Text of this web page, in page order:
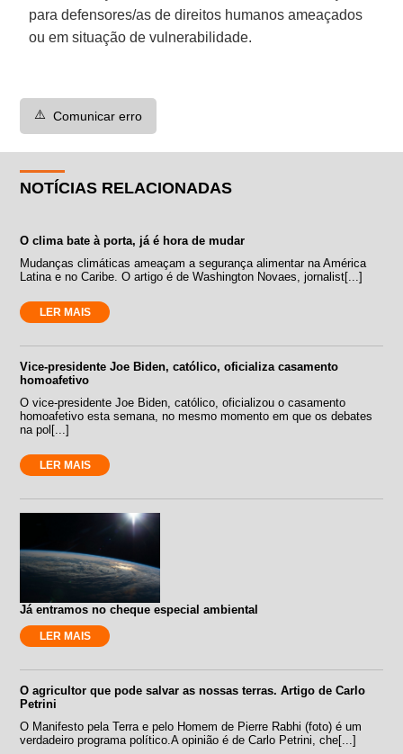
para defensores/as de direitos humanos ameaçados
ou em situação de vulnerabilidade.
⚠️ Comunicar erro
NOTÍCIAS RELACIONADAS
O clima bate à porta, já é hora de mudar
Mudanças climáticas ameaçam a segurança alimentar na América
Latina e no Caribe. O artigo é de Washington Novaes, jornalist[...]
LER MAIS
Vice-presidente Joe Biden, católico, oficializa casamento
homoafetivo
O vice-presidente Joe Biden, católico, oficializou o casamento
homoafetivo esta semana, no mesmo momento em que os debates
na pol[...]
LER MAIS
Já entramos no cheque especial ambiental
LER MAIS
O agricultor que pode salvar as nossas terras. Artigo de Carlo
Petrini
O Manifesto pela Terra e pelo Homem de Pierre Rabhi (foto) é um
verdadeiro programa político.A opinião é de Carlo Petrini, che[...]